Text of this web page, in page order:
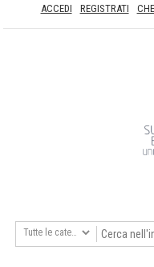
ACCEDI REGISTRATI